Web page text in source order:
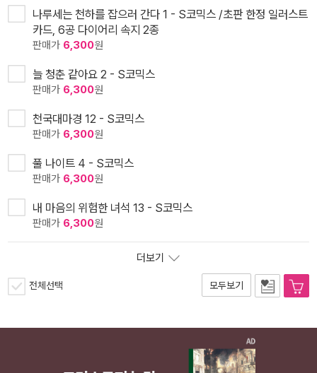
나루세는 천하를 잡으러 간다 1 - S코믹스 /초판 한정 일러스트
카드, 6공 다이어리 속지 2종
판매가 6,300원
늘 청춘 같아요 2 - S코믹스
판매가 6,300원
천국대마경 12 - S코믹스
판매가 6,300원
풀 나이트 4 - S코믹스
판매가 6,300원
내 마음의 위험한 녀석 13 - S코믹스
판매가 6,300원
더보기
전체선택 모두보기